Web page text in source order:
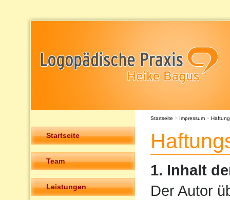
Startseite
Team
Leistungen
Startseite > Impressum >
1. Inhalt
Der Autor